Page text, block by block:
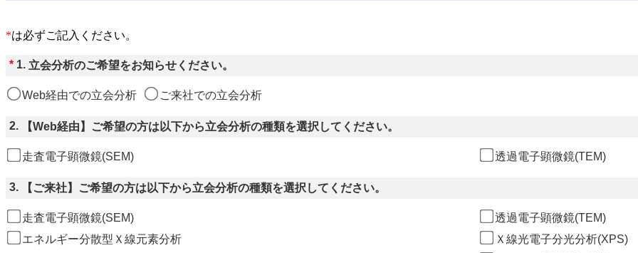
*は必ずご記入ください。
* 1. 立会分析のご希望をお知らせください。
Web経由での立会分析 ご来社での立会分析
2. 【Web経由】ご希望の方は以下から立会分析の種類を選択してください。
走査電子顕微鏡(SEM) 透過電子顕微鏡(TEM)
3. 【ご来社】ご希望の方は以下から立会分析の種類を選択してください。
走査電子顕微鏡(SEM)
透過電子顕微鏡(TEM)
エネルギー分散型Ｘ線元素分析
Ｘ線光電子分光分析(XPS)